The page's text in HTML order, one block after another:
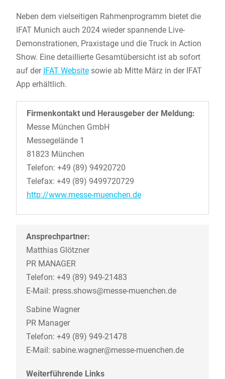
Neben dem vielseitigen Rahmenprogramm bietet die
IFAT Munich auch 2024 wieder spannende Live-
Demonstrationen, Praxistage und die Truck in Action
Show. Eine detaillierte Gesamtübersicht ist ab sofort
auf der IFAT Websitesowie ab Mitte März in der IFAT
App erhältlich.
Firmenkontakt und Herausgeber der Meldung:
Messe München GmbH
Messegelände 1
81823 München
Telefon: +49 (89) 94920720
Telefax: +49 (89) 9499720729
http://www.messe-muenchen.de
Ansprechpartner:
Matthias Glötzner
PR MANAGER
Telefon: +49 (89) 949-21483
E-Mail: press.shows@messe-muenchen.de
Sabine Wagner
PR Manager
Telefon: +49 (89) 949-21478
E-Mail: sabine.wagner@messe-muenchen.de
Weiterführende Links